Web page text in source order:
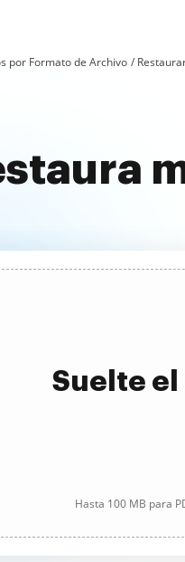
por Formato de Archivo
Suelte
Hasta 100 MB para